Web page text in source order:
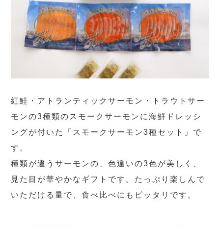
紅鮭・アトランティックサーモン・トラウトサー
モンの3種類のスモークサーモンに海鮮ドレッシ
ングが付いた「スモークサーモン3種セット」で
す。
種類が違うサーモンの、色違いの3色が美しく、
見た目が華やかなギフトです。たっぷり楽しんで
いただける量で、食べ比べにもピッタリです。